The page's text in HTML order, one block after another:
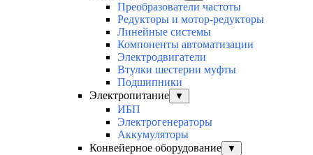
Преобразователи частоты
Редукторы и мотор-редукторы
Линейные системы
Компоненты автоматизации
Электродвигатели
Втулки шестерни муфты
Подшипники
Электропитание
▼
ИБП
Электрогенераторы
Аккумуляторы
Конвейерное оборудование
▼